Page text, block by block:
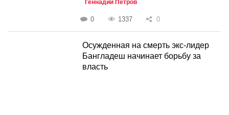
Геннадий Петров
0 1337 0
Осужденная на смерть экс-лидер
Бангладеш начинает борьбу за
власть